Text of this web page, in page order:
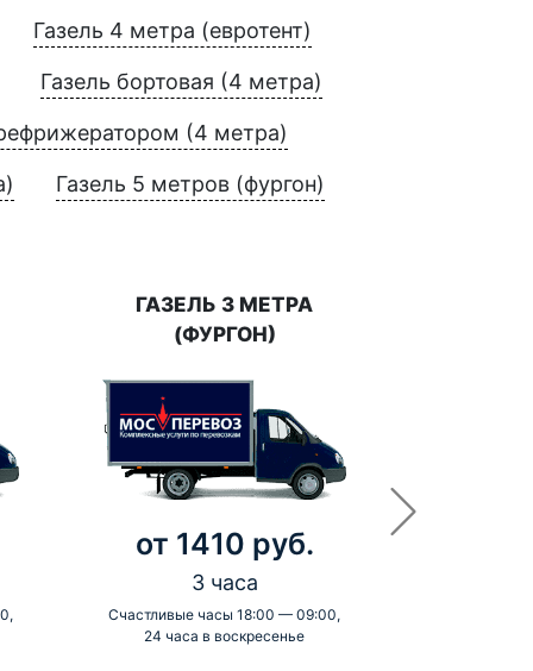
Газель 4 метра (евротент)
Газель бортовая (4 метра)
(4 метра)
Газель 5 метров (фургон)
ГАЗЕЛЬ 3 МЕТРА
(ФУРГОН)
от 1410 руб.
3 часа
Счастливые часы 18:00 — 09:00,
24 часа в воскресенье
-